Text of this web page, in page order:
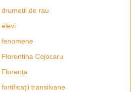
drumetii de rau
elevi
fenomene
Florentina Cojocaru
Florența
fortificaţii transilvane